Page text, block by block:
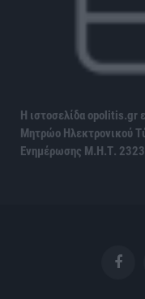
Η ιστοσελίδα opolitis.gr
Μητρώο Ηλεκτρονικού
Ενημέρωσης Μ.Η.Τ.